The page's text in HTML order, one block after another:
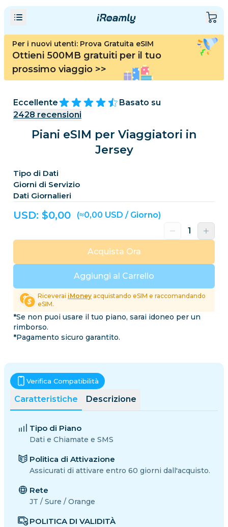
Per i nuovi utenti: Prova Gratuita eSIM
Ottieni 500MB gratuiti per il tuo
prossimo viaggio >>
Eccellente
Basato su
2428 recensioni
Piani eSIM per Viaggiatori in
Jersey
Tipo di Dati
Giorni di Servizio
Dati Giornalieri
USD: $0,00 (≈0,00 USD / Giorno)
Aggiungi al Carrello
Acquista Ora
Riceverai iMoney acquistando eSIM e raccomandando
eSIM.
*Se non puoi usare il tuo piano, sarai idoneo per un
rimborso.
*Pagamento sicuro garantito.
Caratteristiche Descrizione
Verifica Compatibilità
Tipo di Piano
Dati e Chiamate e SMS
Politica di Attivazione
Assicurati di attivare entro 60 giorni dall'acquisto.
Rete
JT / Sure / Orange
POLITICA DI VALIDITÀ